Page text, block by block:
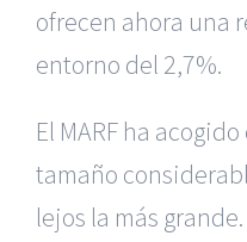
ofrecen ahora una
entorno del 2,7%.
El MARF ha
tamaño
lejos la más